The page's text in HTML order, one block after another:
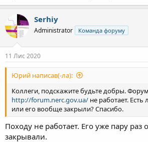
Serhiy
Administrator Команда форуму
11 Лис 2020
Юрий написав(-ла):
Коллеги, подскажите будьте добры. Форум
http://forum.nerc.gov.ua/ не работает. Есть
или его вообще закрыли? Спасибо.
Походу не работает. Его уже пару раз
закрывали.